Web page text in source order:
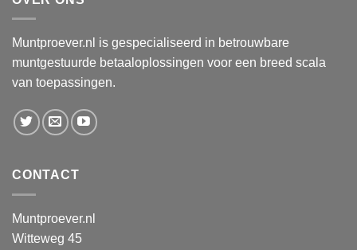
Muntproever.nl is gespecialiseerd in betrouwbare
muntgestuurde betaaloplossingen voor een breed scala
van toepassingen.
CONTACT
Muntproever.nl
Witteweg 45